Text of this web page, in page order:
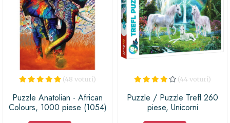
(48 voturi)
Puzzle Anatolian - African
Colours, 1000 piese (1054)
(44 voturi)
Puzzle / Puzzle Trefl 260
piese, Unicorni